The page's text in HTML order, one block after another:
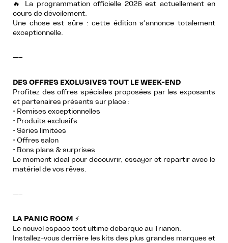
🔥 La programmation officielle 2026 est actuellement en
cours de dévoilement.
Une chose est sûre : cette édition s’annonce totalement
exceptionnelle.
—–
DES OFFRES EXCLUSIVES TOUT LE WEEK-END
Profitez des offres spéciales proposées par les exposants
et partenaires présents sur place :
• Remises exceptionnelles
• Produits exclusifs
• Séries limitées
• Offres salon
• Bons plans & surprises
Le moment idéal pour découvrir, essayer et repartir avec le
matériel de vos rêves.
—–
LA PANIC ROOM ⚡
Le nouvel espace test ultime débarque au Trianon.
Installez-vous derrière les kits des plus grandes marques et